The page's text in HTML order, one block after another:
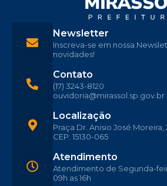
Localização
Praça Dr. Anisio José
CEP: 15130-065
Contato
(17) 3243-8120
ouvidoria@mirassol.sp.gov.br
Atendimento
Atendimento de Segunda-
09h as 16h
Newsletter
Inscreva-se em nossa
novidades!